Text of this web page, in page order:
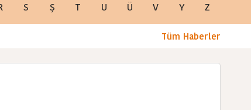
S Ş T U Ü V Y Z
Tüm Haberler